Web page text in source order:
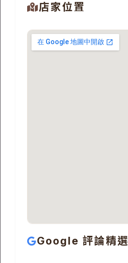
店家位置
Google 評論精選